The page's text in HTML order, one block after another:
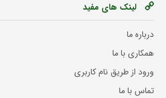
لینک های مفید
درباره ما
همکاری با ما
ورود از طریق نام کاربری
تماس با ما